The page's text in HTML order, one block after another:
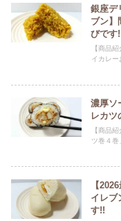
銀座デ
ブン】
びです
【商品
イカレー
濃厚ソ
レカツ
【商品
ツ巻４巻
【
イレブ
す!!